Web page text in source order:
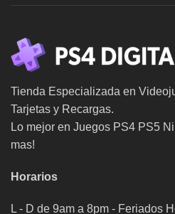
Tienda Especializada en
Tarjetas y Recargas.
Lo mejor en Juegos PS4 PS5
mas!
Horarios
L - D de 9am a 8pm - Feriados